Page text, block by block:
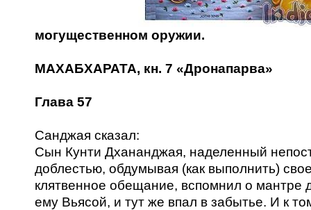
могущественном оружии.
МАХАБХАРАТА, кн. 7 «Дронапарва»
Глава 57
Санджая сказал:
Сын Кунти Дхананджая, наделенный
доблестью, обдумывая (как выполнить)
клятвенное обещание, вспомнил о мантре
ему Вьясой, и тут же впал в забытье. И к